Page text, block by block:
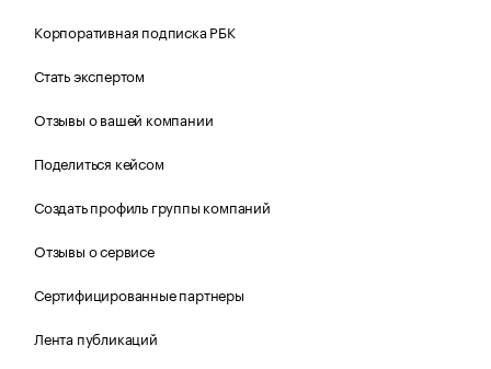
Корпоративная подписка РБК
Стать экспертом
Отзывы о вашей компании
Поделиться кейсом
Создать профиль группы компаний
Отзывы о сервисе
Сертифицированные партнеры
Лента публикаций